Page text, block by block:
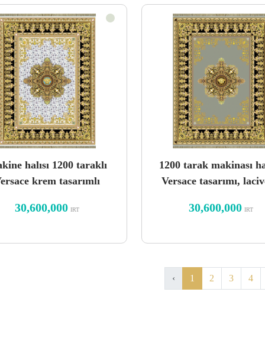
halısı 1200 taraklı
krem tasarımlı
30,600,000 IRT
1200 tarak makinası
Versace tasarımı,
30,600,000 IRT
‹ 1 2 3 4